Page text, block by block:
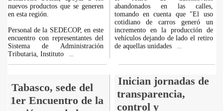
nuevos productos que se generen
en esta región.
Personal de la SEDECOP, en este
encuentro con representantes del
Sistema de Administración
Tributaria, Instituto
abandonados en las calles,
tomando en cuenta que "El uso
cotidiano de carros generó un
incremento en la producción de
vehículos dejando de lado el retiro
de aquellas unidades
Tabasco, sede del
1er Encuentro de la
Inician jornadas de
transparencia,
control y